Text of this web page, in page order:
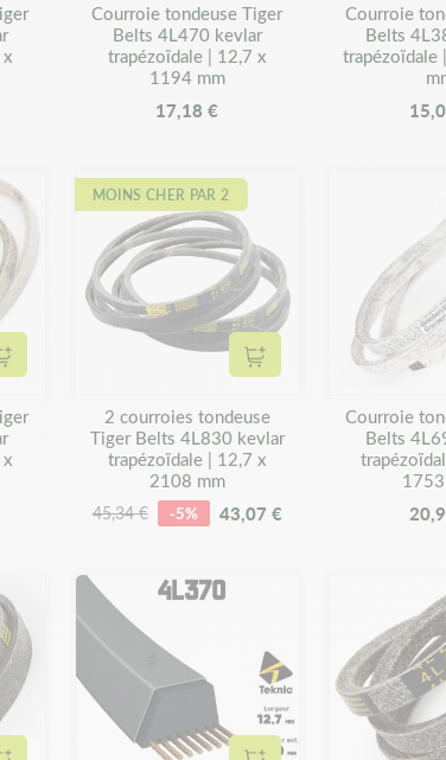
Courroie tondeuse Tiger
Belts 4L470 kevlar
trapézoïdale | 12,7 x
1194 mm
17,18 €
Courroie
Belts
trapézoïdale
Ajouter au panier
MOINS CHER PAR 2
Ajouter au panier
2 courroies tondeuse
Tiger Belts 4L830 kevlar
trapézoïdale | 12,7 x
2108 mm
45,34 € -5% 43,07 €
Courroie
Belts